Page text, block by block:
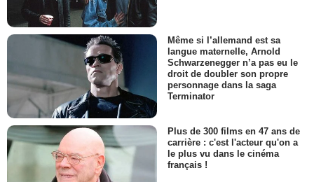
Même si l’allemand est sa
langue maternelle, Arnold
Schwarzenegger n’a pas eu le
droit de doubler son propre
personnage dans la saga
Terminator
Plus de 300 films en 47 ans de
carrière : c'est l'acteur qu'on a
le plus vu dans le cinéma
français !